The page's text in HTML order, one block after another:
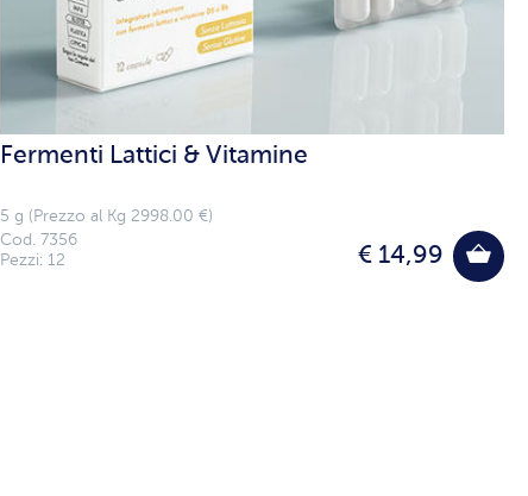
Fermenti Lattici & Vitamine
5 g (Prezzo al Kg 2998.00 €)
€ 14,99
Cod. 7356
Pezzi: 12